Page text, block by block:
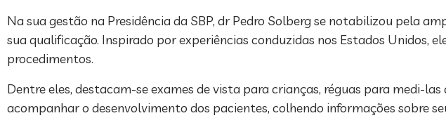
Na sua gestão na Presidência da SBP, dr Pedro Solberg se notabilizou pela
sua qualificação. Inspirado por experiências conduzidas nos Estados Unidos,
procedimentos.
Dentre eles, destacam-se exames de vista para crianças, réguas para medi-
acompanhar o desenvolvimento dos pacientes, colhendo informações sobre